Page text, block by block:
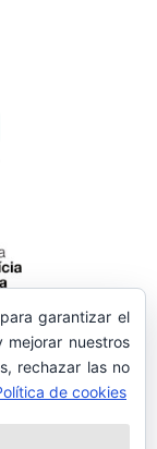
garantizar el
nuestros
rechazar las no
de cookies